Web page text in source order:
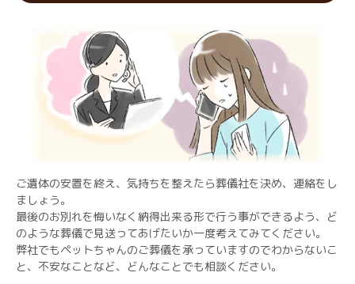
ご遺体の安置を終え、気持ちを整えたら葬儀社を決め、連絡をし
ましょう。
最後のお別れを悔いなく納得出来る形で行う事ができるよう、ど
のような葬儀で見送ってあげたいか一度考えてみてください。
弊社でもペットちゃんのご葬儀を承っていますのでわからないこ
と、不安なことなど、どんなことでも相談ください。